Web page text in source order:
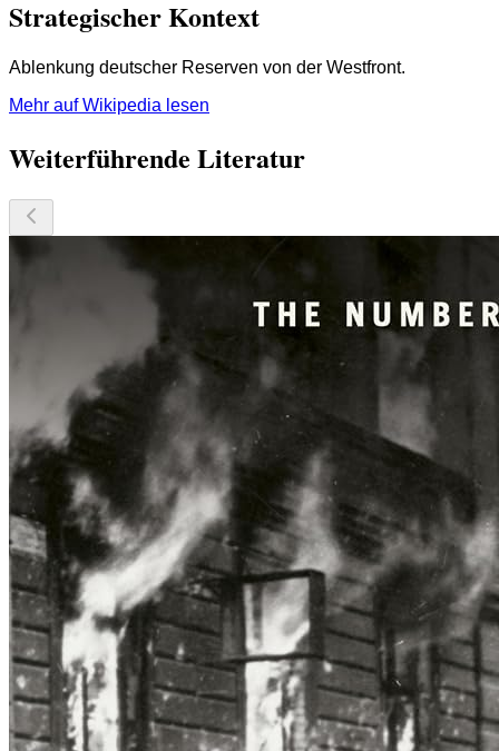
Strategischer Kontext
Ablenkung deutscher Reserven von der Westfront.
Mehr auf Wikipedia lesen
Weiterführende Literatur